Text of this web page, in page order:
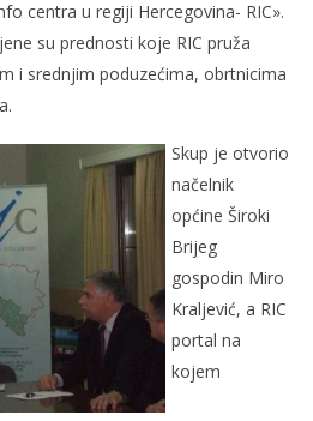
centra u regiji Hercegovina- RIC».
su prednosti koje RIC pruža
i srednjim poduzećima, obrtnicima
Skup je otvorio
načelnik
općine Široki
Brijeg
gospodin Miro
Kraljević, a RIC
portal na
kojem